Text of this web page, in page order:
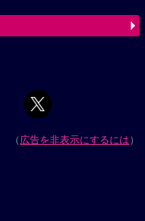
（広告を非表示にするには）